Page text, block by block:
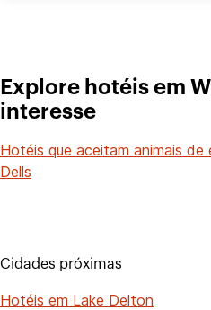
Explore hotéis em
interesse
Hotéis que aceitam animais de
Dells
Cidades próximas
Hotéis em Lake Delton